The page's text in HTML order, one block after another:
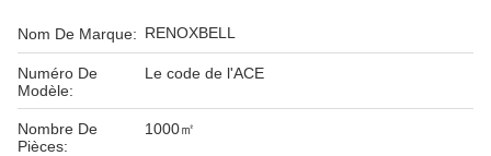
Nom De Marque: RENOXBELL
Numéro De
Modèle:
Le code de l'ACE
Nombre De
Pièces:
1000㎡